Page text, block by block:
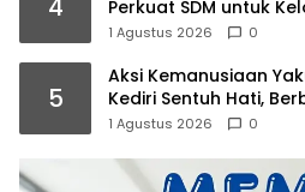
4
Perkuat SDM untuk
1 Agustus 2026 0
5
Aksi Kemanusiaan
Kediri Sentuh Hati,
Lansia di Panti Jompo
1 Agustus 2026 0